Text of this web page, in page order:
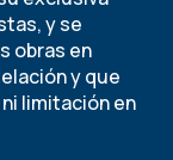
y se
obras en
y que
limitación en